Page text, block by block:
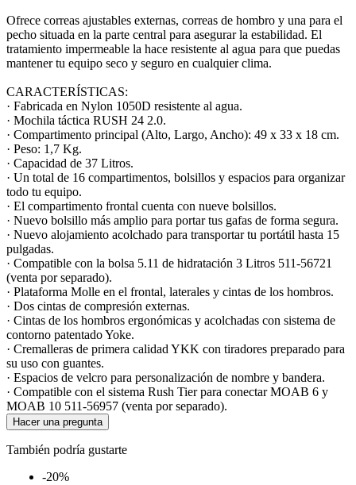
Ofrece correas ajustables externas, correas de hombro y una para el
pecho situada en la parte central para asegurar la estabilidad. El
tratamiento impermeable la hace resistente al agua para que puedas
mantener tu equipo seco y seguro en cualquier clima.
CARACTERÍSTICAS:
· Fabricada en Nylon 1050D resistente al agua.
· Mochila táctica RUSH 24 2.0.
· Compartimento principal (Alto, Largo, Ancho): 49 x 33 x 18 cm.
· Peso: 1,7 Kg.
· Capacidad de 37 Litros.
· Un total de 16 compartimentos, bolsillos y espacios para organizar
todo tu equipo.
· El compartimento frontal cuenta con nueve bolsillos.
· Nuevo bolsillo más amplio para portar tus gafas de forma segura.
· Nuevo alojamiento acolchado para transportar tu portátil hasta 15
pulgadas.
· Compatible con la bolsa 5.11 de hidratación 3 Litros 511-56721
(venta por separado).
· Plataforma Molle en el frontal, laterales y cintas de los hombros.
· Dos cintas de compresión externas.
· Cintas de los hombros ergonómicas y acolchadas con sistema de
contorno patentado Yoke.
· Cremalleras de primera calidad YKK con tiradores preparado para
su uso con guantes.
· Espacios de velcro para personalización de nombre y bandera.
· Compatible con el sistema Rush Tier para conectar MOAB 6 y
MOAB 10 511-56957 (venta por separado).
Hacer una pregunta
También podría gustarte
-20%